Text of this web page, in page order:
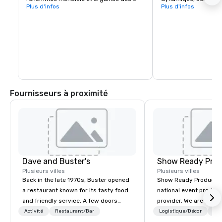
matchs de basket-ball des New Orleans
Plus d'infos
restaurants de
Plus d'infos
Fournisseurs à proximité
Dave and Buster's
Plusieurs villes
Back in the late 1970s, Buster opened
a restaurant known for its tasty food
and friendly service. A few doors
down, Dave opened an outrageous
Activité Restaurant/Bar
Show Ready
Plusieurs villes
Show Ready
national event
provider. We are your
production partner
Logistique/Décor